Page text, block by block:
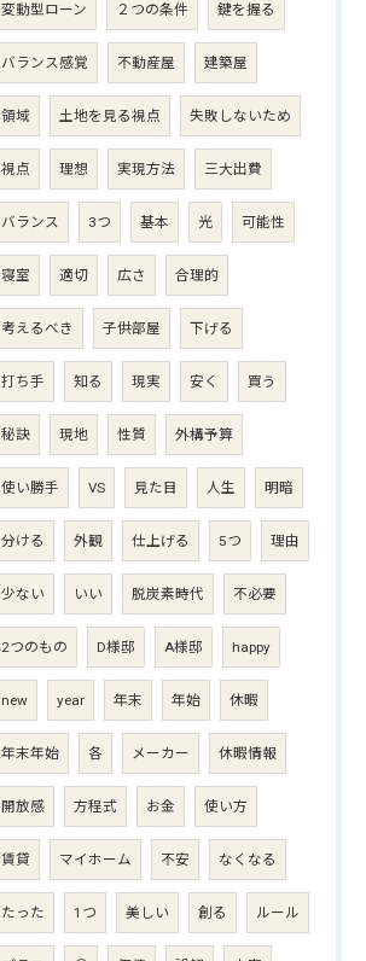
変動型ローン ２つの条件 鍵を握る
バランス感覚 不動産屋 建築屋
領域 土地を見る視点 失敗しないため
視点 理想 実現方法 三大出費
バランス 3つ 基本 光 可能性
寝室 適切 広さ 合理的
考えるべき 子供部屋 下げる
打ち手 知る 現実 安く 買う
秘訣 現地 性質 外構予算
使い勝手 VS 見た目 人生 明暗
分ける 外観 仕上げる 5つ 理由
少ない いい 脱炭素時代 不必要
2つのもの D様邸 A様邸 happy
new year 年末 年始 休暇
年末年始 各 メーカー 休暇情報
開放感 方程式 お金 使い方
賃貸 マイホーム 不安 なくなる
たった 1つ 美しい 創る ルール